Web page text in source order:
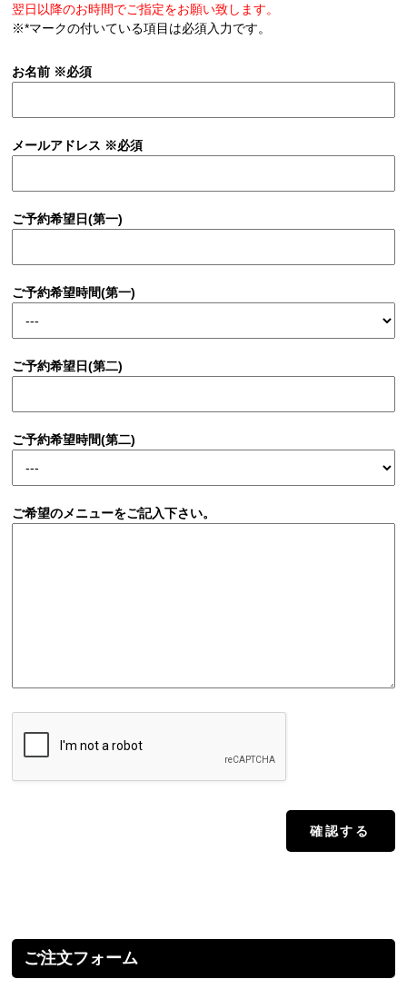
翌日以降のお時間でご指定をお願い致します。
※*マークの付いている項目は必須入力です。
お名前 ※必須
メールアドレス ※必須
ご予約希望日(第一)
ご予約希望時間(第一)
ご予約希望日(第二)
ご予約希望時間(第二)
ご希望のメニューをご記入下さい。
ご注文フォーム